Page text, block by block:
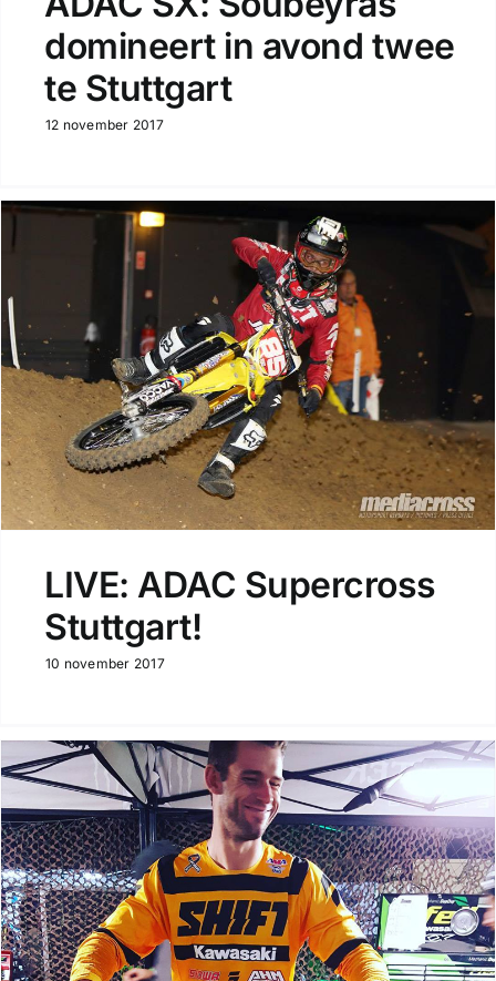
domineert in avond twee
te Stuttgart
12 november 2017
LIVE: ADAC Supercross
Stuttgart!
10 november 2017